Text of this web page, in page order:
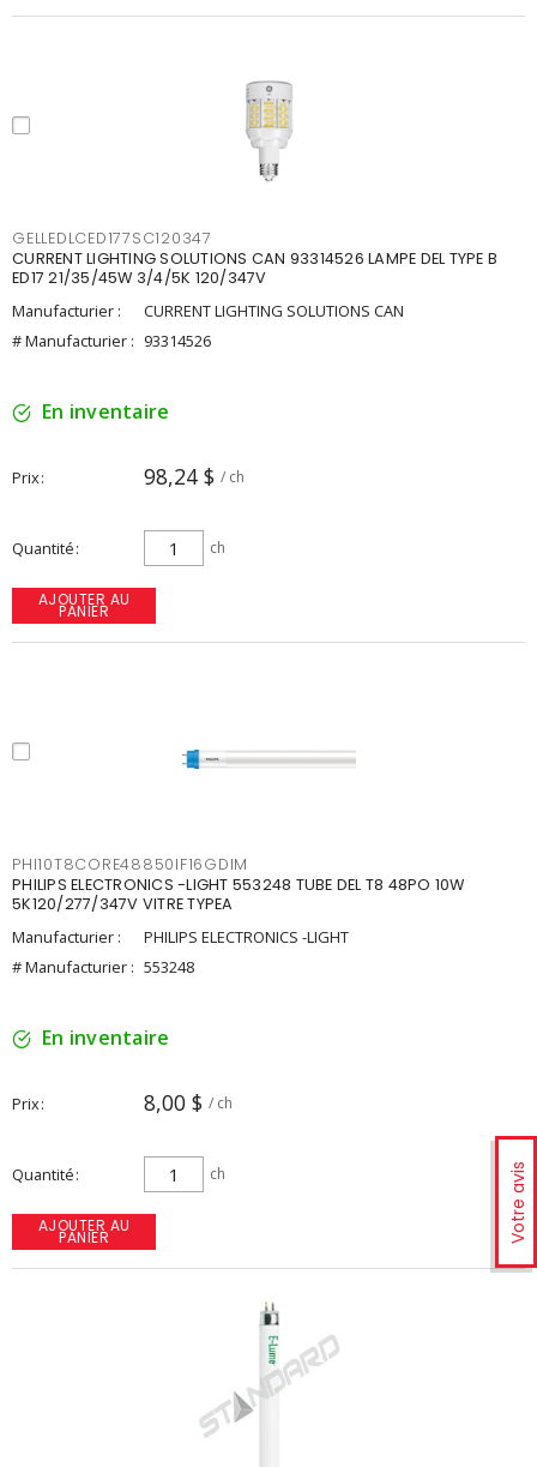
Votre avis
GELLEDLCED177SC120347
CURRENT LIGHTING SOLUTIONS CAN 93314526 LAMPE DEL TYPE B
ED17 21/35/45W 3/4/5K 120/347V
Manufacturier :
CURRENT LIGHTING SOLUTIONS CAN
# Manufacturier : 93314526
En inventaire
Prix 98,24 $ / ch
Quantité ch
AJOUTER AU
PANIER
PHI10T8CORE48850IF16GDIM
PHILIPS ELECTRONICS -LIGHT 553248 TUBE DEL T8 48PO 10W
5K120/277/347V VITRE TYPEA
Manufacturier :
PHILIPS ELECTRONICS -LIGHT
# Manufacturier : 553248
En inventaire
Prix 8,00 $ / ch
Quantité ch
AJOUTER AU
PANIER